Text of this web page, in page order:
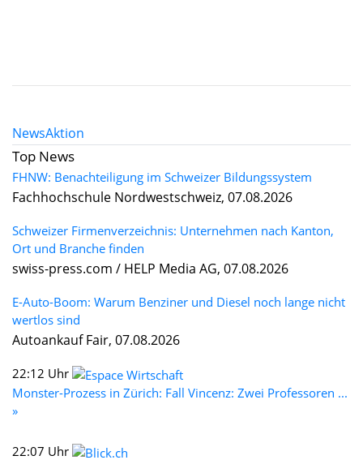
NewsAktion
Top News
FHNW: Benachteiligung im Schweizer Bildungssystem
Fachhochschule Nordwestschweiz, 07.08.2026
Schweizer Firmenverzeichnis: Unternehmen nach Kanton,
Ort und Branche finden
swiss-press.com / HELP Media AG, 07.08.2026
E-Auto-Boom: Warum Benziner und Diesel noch lange nicht
wertlos sind
Autoankauf Fair, 07.08.2026
22:12 Uhr
Monster-Prozess in Zürich: Fall Vincenz: Zwei Professoren ...
»
22:07 Uhr